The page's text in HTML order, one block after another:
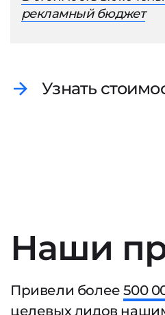
рекламный бюджет
Узнать
Наши
Привели более500
целевых лидов